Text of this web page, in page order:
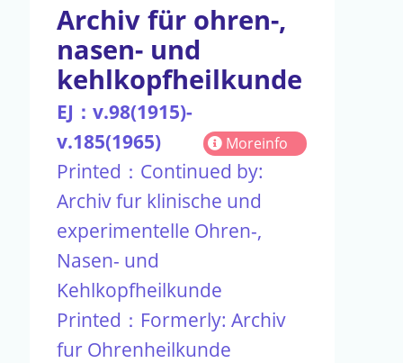
Archiv für ohren-,
nasen- und
kehlkopfheilkunde
EJ：v.98(1915)-
v.185(1965)
Moreinfo
Printed：Continued by:
Archiv fur klinische und
experimentelle Ohren-,
Nasen- und
Kehlkopfheilkunde
Printed：Formerly: Archiv
fur Ohrenheilkunde